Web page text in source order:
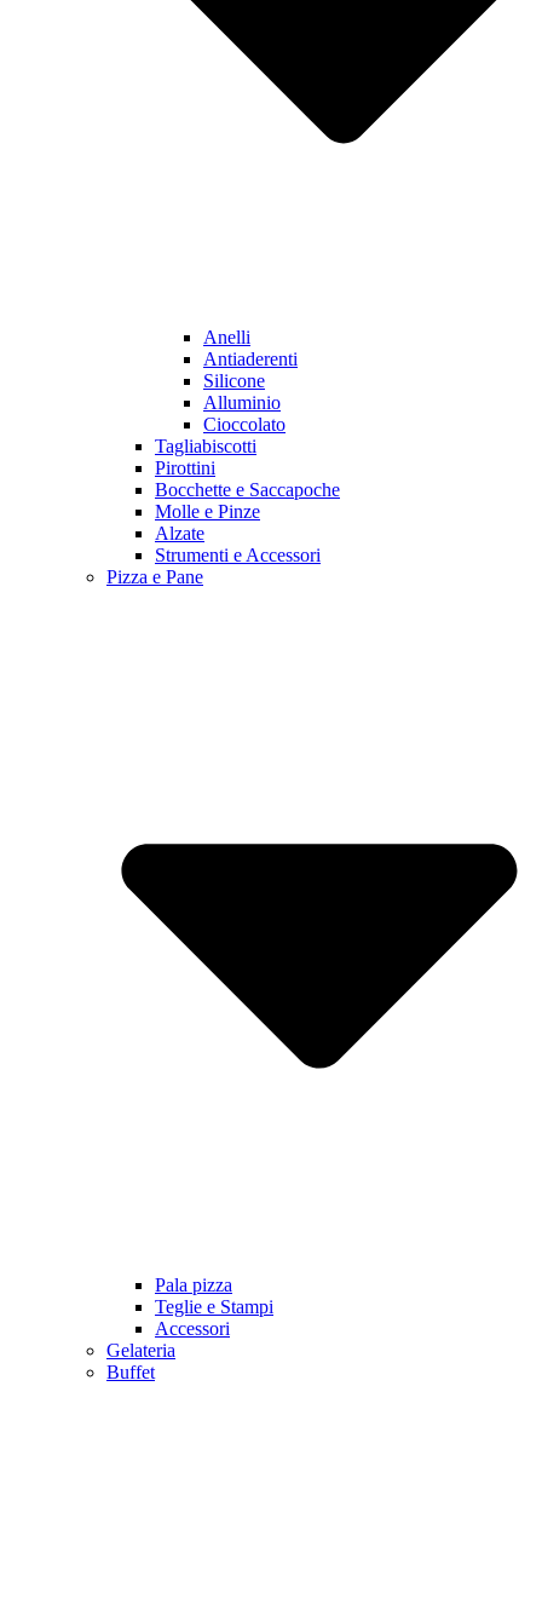
Anelli
Antiaderenti
Silicone
Alluminio
Cioccolato
Tagliabiscotti
Pirottini
Bocchette e Saccapoche
Molle e Pinze
Alzate
Strumenti e Accessori
Pizza e Pane
Pala pizza
Teglie e Stampi
Accessori
Gelateria
Buffet